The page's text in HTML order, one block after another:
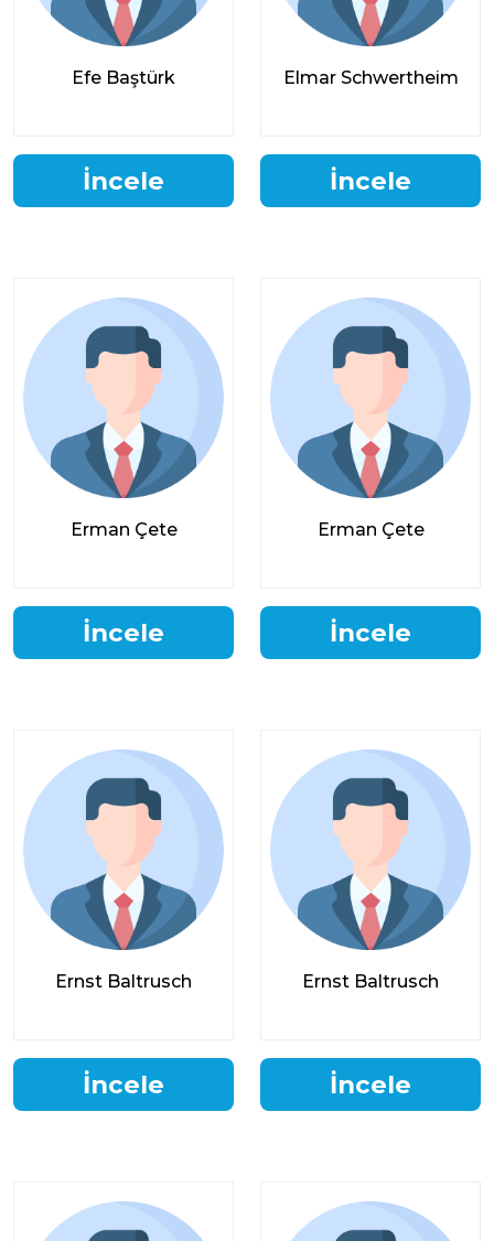
Efe Baştürk
İncele
Elmar Schwertheim
İncele
Erman Çete
İncele
Erman Çete
İncele
Ernst Baltrusch
İncele
Ernst Baltrusch
İncele